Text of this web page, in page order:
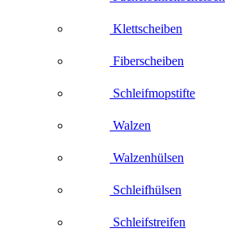
Klettscheiben
Fiberscheiben
Schleifmopstifte
Walzen
Walzenhülsen
Schleifhülsen
Schleifstreifen